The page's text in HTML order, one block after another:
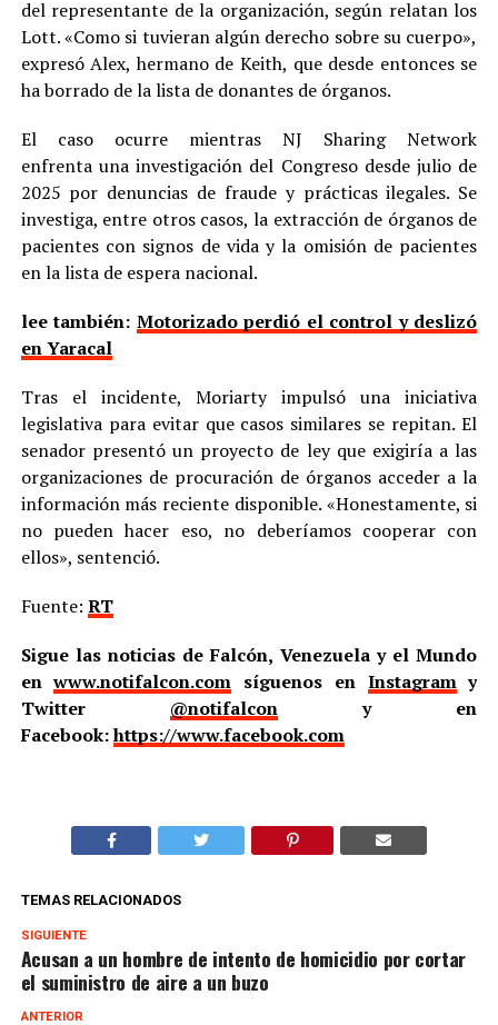
del representante de la organización, según relatan los
Lott. «Como si tuvieran algún derecho sobre su cuerpo»,
expresó Alex, hermano de Keith, que desde entonces se
ha borrado de la lista de donantes de órganos.
El caso ocurre mientras NJ Sharing Network
enfrenta una investigación del Congreso desde julio de
2025 por denuncias de fraude y prácticas ilegales. Se
investiga, entre otros casos, la extracción de órganos de
pacientes con signos de vida y la omisión de pacientes
en la lista de espera nacional.
lee también: Motorizado perdió el control y deslizó
en Yaracal
Tras el incidente, Moriarty impulsó una iniciativa
legislativa para evitar que casos similares se repitan. El
senador presentó un proyecto de ley que exigiría a las
organizaciones de procuración de órganos acceder a la
información más reciente disponible. «Honestamente, si
no pueden hacer eso, no deberíamos cooperar con
ellos», sentenció.
Fuente: RT
Sigue las noticias de Falcón, Venezuela y el Mundo
enwww.notifalcon.com síguenos en Instagramy
Twitter @notifalcony en
Facebook:https://www.facebook.com
TEMAS RELACIONADOS
SIGUIENTE
Acusan a un hombre de intento de homicidio por cortar
el suministro de aire a un buzo
ANTERIOR